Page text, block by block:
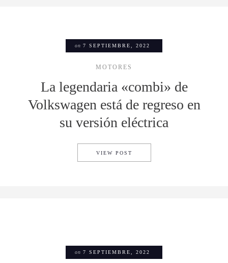
on 7 SEPTIEMBRE, 2022
MOTORES
La legendaria «combi» de
Volkswagen está de regreso en
su versión eléctrica
VIEW POST
on 7 SEPTIEMBRE, 2022